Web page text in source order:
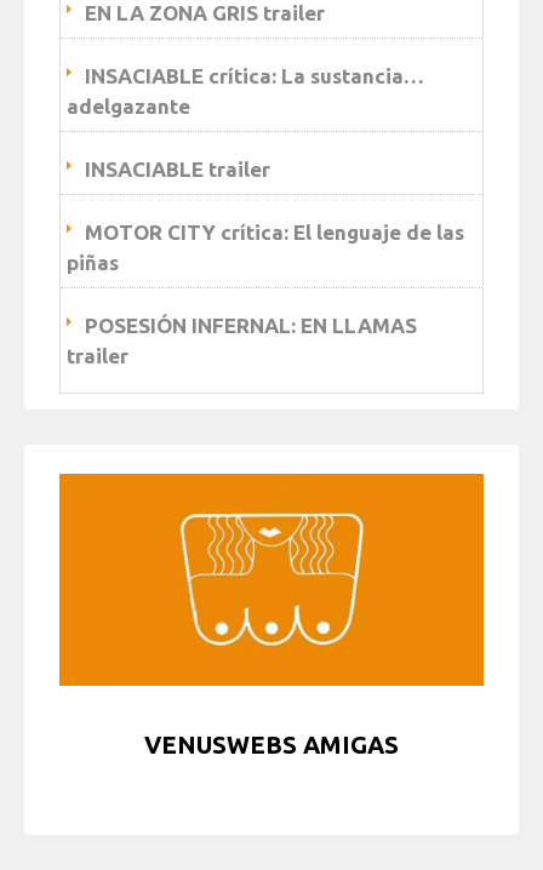
EN LA ZONA GRIS trailer
INSACIABLE crítica: La sustancia…
adelgazante
INSACIABLE trailer
MOTOR CITY crítica: El lenguaje de las
piñas
POSESIÓN INFERNAL: EN LLAMAS
trailer
VENUSWEBS AMIGAS